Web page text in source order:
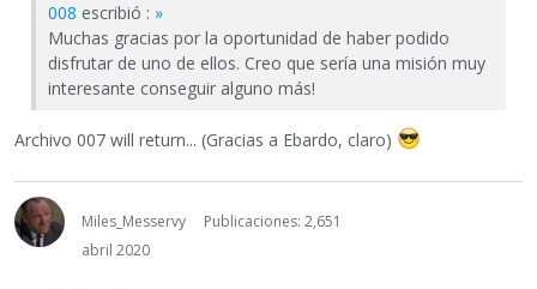
008 escribió : »
Muchas gracias por la oportunidad de haber podido
disfrutar de uno de ellos. Creo que sería una misión muy
interesante conseguir alguno más!
Archivo 007 will return... (Gracias a Ebardo, claro)
Miles_Messervy
Publicaciones: 2,651
abril 2020